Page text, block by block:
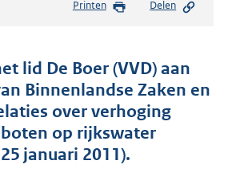
s
d
s
g
r
o
o
Printen Delen
lid De Boer (VVD) aan
Binnenlandse Zaken en
over verhoging
op rijkswater
januari 2011).